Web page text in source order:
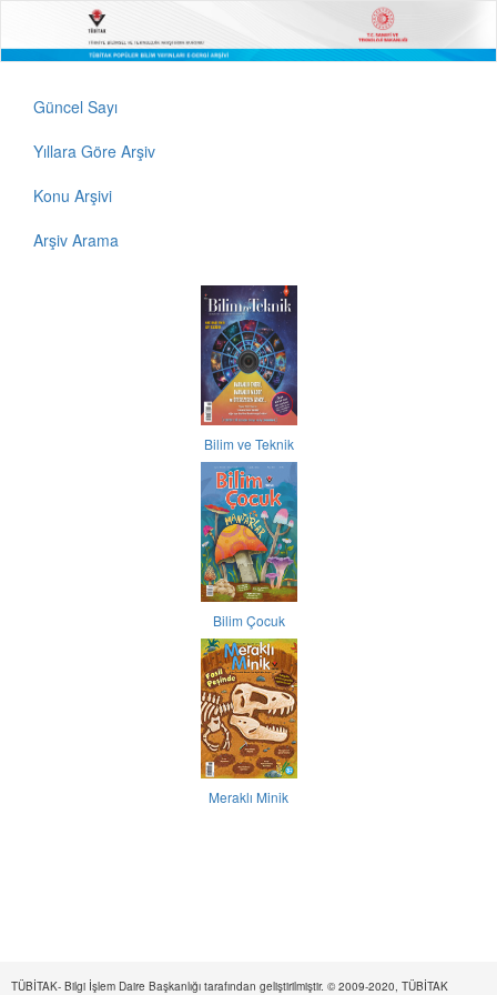
Güncel Sayı
Yıllara Göre Arşiv
Konu Arşivi
Arşiv Arama
Bilim ve Teknik
Bilim Çocuk
Meraklı Minik
TÜBİTAK- Bilgi İşlem Daire Başkanlığı tarafından geliştirilmiştir. © 2009-2020, TÜBİTAK